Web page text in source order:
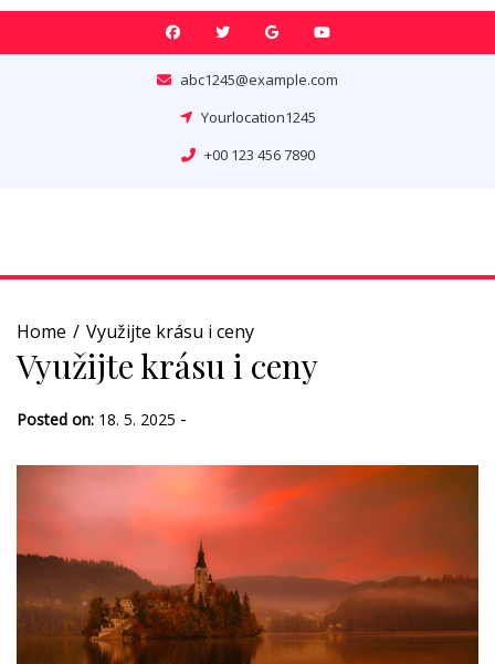
Skip
abc1245@example.com
Yourlocation1245
+00 123 456 7890
Home Využijte krásu i ceny
Využijte krásu i ceny
Posted on: 18. 5. 2025 -